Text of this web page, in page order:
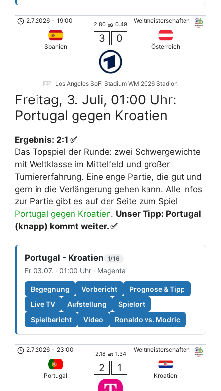
Weltmeisterschaften
2.7.2026 - 19:00
Spanien
2.80 xG 0.49
3 0
Österreich
Los Angeles SoFi Stadium WM 2026 Stadion
Freitag, 3. Juli, 01:00 Uhr:
Portugal gegen Kroatien
Ergebnis: 2:1 ✅
Das Topspiel der Runde: zwei Schwergewichte
mit Weltklasse im Mittelfeld und großer
Turniererfahrung. Eine enge Partie, die gut und
gern in die Verlängerung gehen kann. Alle Infos
zur Partie gibt es auf der Seite zum Spiel
Portugal gegen Kroatien. Unser Tipp: Portugal
(knapp) kommt weiter. ✅
Portugal - Kroatien 1/16
Fr 03.07. · 01:00 Uhr · Magenta
Begegnung Vorbericht
Prognose & Tipp
Live TV
Aufstellung
Spielort
Spielbericht
Video Ronaldo vs. Modric
Weltmeisterschaften
2.7.2026 - 23:00
Portugal
2.18 xG 1.34
2 1
Kroatien